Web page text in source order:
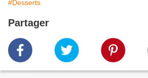
#Desserts
Partager